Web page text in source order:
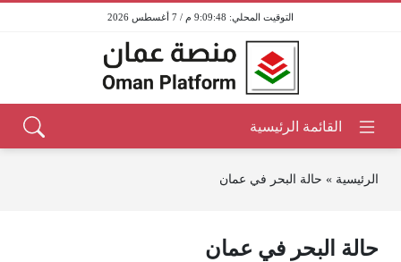
9:09:48 م / 7 أغسطس 2026
الرئيسية » حالة البحر في عمان
حالة البحر في عمان